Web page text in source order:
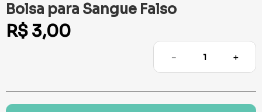
Bolsa para Sangue Falso
R$ 3,00
＋
－